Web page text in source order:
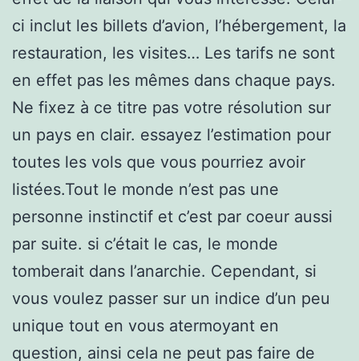
ci inclut les billets d’avion, l’hébergement, la
restauration, les visites… Les tarifs ne sont
en effet pas les mêmes dans chaque pays.
Ne fixez à ce titre pas votre résolution sur
un pays en clair. essayez l’estimation pour
toutes les vols que vous pourriez avoir
listées.Tout le monde n’est pas une
personne instinctif et c’est par coeur aussi
par suite. si c’était le cas, le monde
tomberait dans l’anarchie. Cependant, si
vous voulez passer sur un indice d’un peu
unique tout en vous atermoyant en
question, ainsi cela ne peut pas faire de